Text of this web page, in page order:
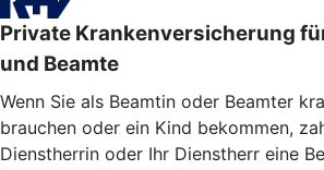
Private Krankenversicherung
und Beamte
Wenn Sie als Beamtin oder Beamter
brauchen oder ein Kind bekommen,
Dienstherrin oder Ihr Dienstherr eine